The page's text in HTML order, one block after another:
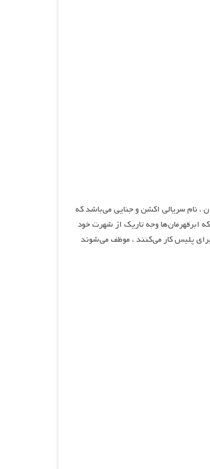
، نام سریالی اکشن و جنایی می‌باشد که
وجه تاریک از شهرت خود
برای پلیس کار می‌کنند ، موظف می‌شوند